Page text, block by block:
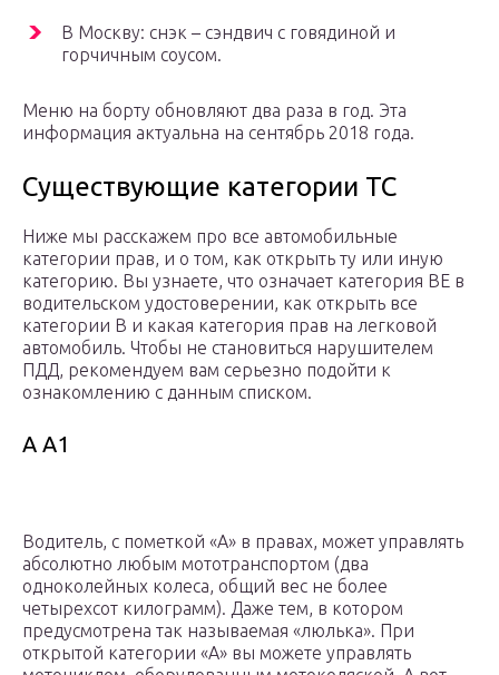
В Москву: снэк – сэндвич с говядиной и
горчичным соусом.
Меню на борту обновляют два раза в год. Эта
информация актуальна на сентябрь 2018 года.
Существующие категории ТС
Ниже мы расскажем про все автомобильные
категории прав, и о том, как открыть ту или иную
категорию. Вы узнаете, что означает категория ВЕ в
водительском удостоверении, как открыть все
категории В и какая категория прав на легковой
автомобиль. Чтобы не становиться нарушителем
ПДД, рекомендуем вам серьезно подойти к
ознакомлению с данным списком.
А А1
Водитель, с пометкой «А» в правах, может управлять
абсолютно любым мототранспортом (два
одноколейных колеса, общий вес не более
четырехсот килограмм). Даже тем, в котором
предусмотрена так называемая «люлька». При
открытой категории «А» вы можете управлять